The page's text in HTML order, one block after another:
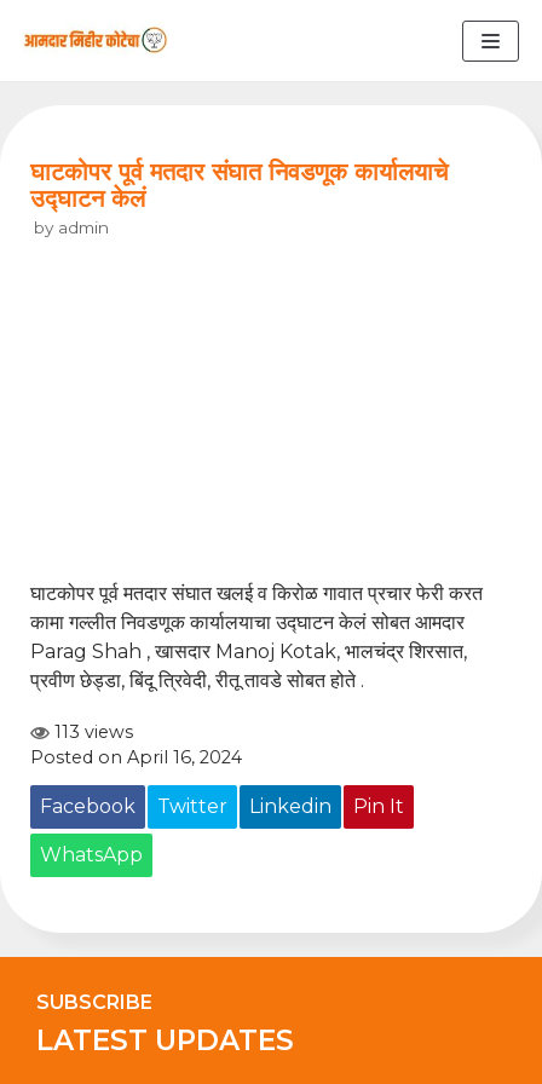
घाटकोपर पूर्व मतदार संघात निवडणूक कार्यालयाचे
उद्घाटन केलं
by admin
घाटकोपर पूर्व मतदार संघात खलई व किरोळ गावात प्रचार फेरी करत
कामा गल्लीत निवडणूक कार्यालयाचा उद्घाटन केलं सोबत आमदार
Parag Shah , खासदार Manoj Kotak, भालचंद्र शिरसात,
प्रवीण छेड्डा, बिंदू त्रिवेदी, रीतू तावडे सोबत होते .
113 views
Posted on April 16, 2024
Facebook Twitter Linkedin Pin It
WhatsApp
SUBSCRIBE
LATEST UPDATES